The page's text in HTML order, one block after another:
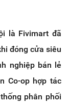
là Fivimart đã
đóng cửa siêu
nghiệp bán lẻ
Co-op hợp tác
phân phối